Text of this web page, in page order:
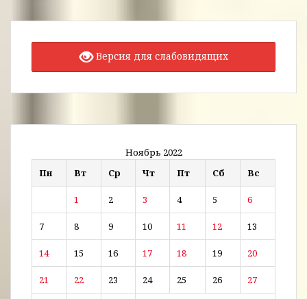
Версия для слабовидящих
Ноябрь 2022
Пн
Вт Ср Чт Пт Сб Вс
1 2 3 4 5 6
7 8 9 10 11 12 13
14 15 16 17 18 19 20
21 22 23 24 25 26 27